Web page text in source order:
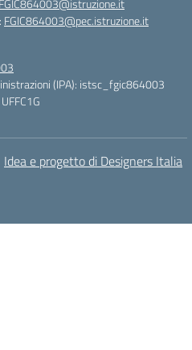
FGIC864003@istruzione.it
FGIC864003@pec.istruzione.it
(IPA): istsc_fgic864003
Idea e progetto di Designers Italia